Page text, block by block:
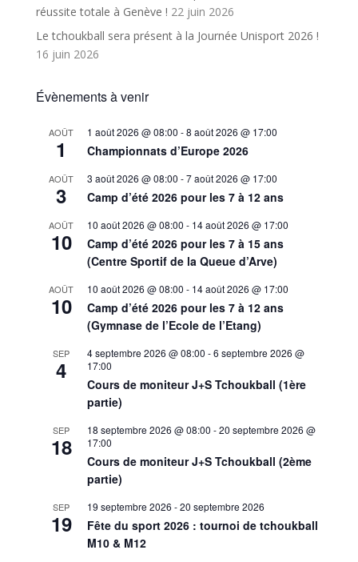
réussite totale à Genève ! 22 juin 2026
Le tchoukball sera présent à la Journée Unisport 2026 !
16 juin 2026
Évènements à venir
AOÛT
1
1 août 2026 @ 08:00 -8 août 2026 @ 17:00
Championnats d’Europe 2026
AOÛT
3
3 août 2026 @ 08:00 -7 août 2026 @ 17:00
Camp d’été 2026 pour les 7 à 12 ans
AOÛT
10
10 août 2026 @ 08:00 - 14 août 2026 @ 17:00
Camp d’été 2026 pour les 7 à 15 ans
(Centre Sportif de la Queue d’Arve)
AOÛT
10
10 août 2026 @ 08:00 - 14 août 2026 @ 17:00
Camp d’été 2026 pour les 7 à 12 ans
(Gymnase de l’Ecole de l’Etang)
SEP
4
4 septembre 2026 @ 08:00 -6 septembre 2026 @
17:00
Cours de moniteur J+S Tchoukball (1ère
partie)
SEP
18
18 septembre 2026 @ 08:00 -20 septembre 2026 @
17:00
Cours de moniteur J+S Tchoukball (2ème
partie)
SEP
19
19 septembre 2026 -20 septembre 2026
Fête du sport 2026 : tournoi de tchoukball
M10 & M12